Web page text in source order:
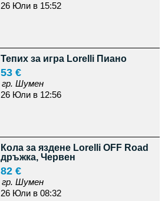
26 Юли в 15:52
Тепих за игра Lorelli Пиано
53 €
гр. Шумен
26 Юли в 12:56
Кола за яздене Lorelli OFF Road
дръжка, Червен
82 €
гр. Шумен
26 Юли в 08:32